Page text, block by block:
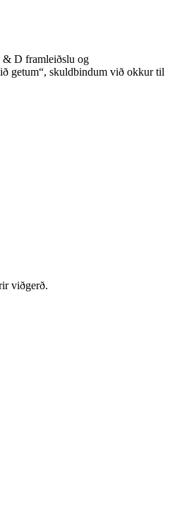
& D framleiðslu og
getum“, skuldbindum við okkur til
viðgerð.